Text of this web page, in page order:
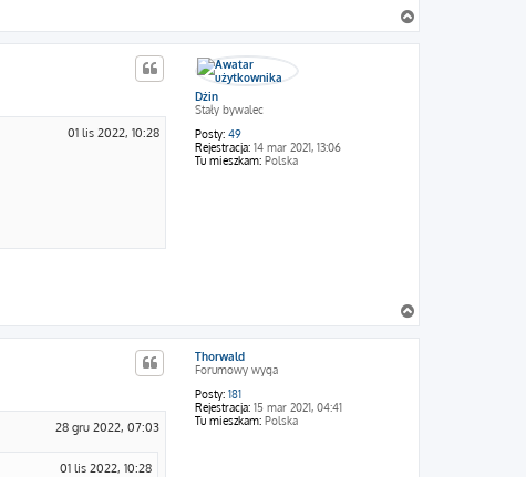
a
g
Dżin
Stały bywalec
Posty: 49
Rejestracja: 14 mar 2021, 13:06
Tu mieszkam: Polska
01 lis 2022, 10:28
a
g
Thorwald
Forumowy wyga
Posty: 181
Rejestracja: 15 mar 2021, 04:41
Tu mieszkam: Polska
28 gru 2022, 07:03
01 lis 2022, 10:28